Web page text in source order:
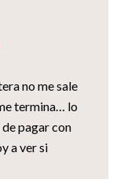
no me sale
termina… lo
pagar con
a ver si